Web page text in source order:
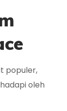
populer,
oleh